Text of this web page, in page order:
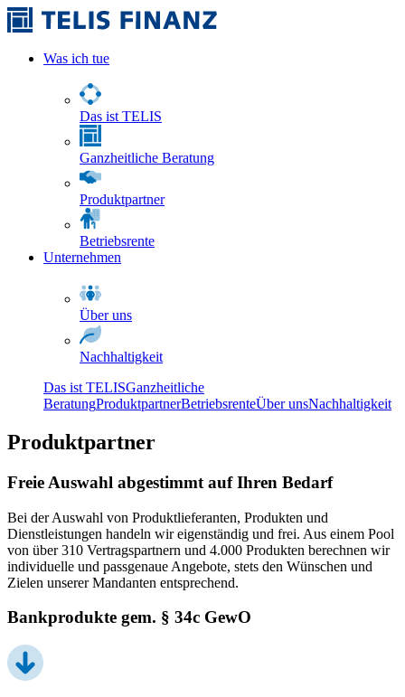
Was ich tue
Das ist TELIS
Ganzheitliche Beratung
Produktpartner
Betriebsrente
Unternehmen
Über uns
Nachhaltigkeit
Das ist TELISGanzheitliche
BeratungProduktpartnerBetriebsrenteÜber unsNachhaltigkeit
Produktpartner
Freie Auswahl abgestimmt auf Ihren Bedarf
Bei der Auswahl von Produktlieferanten, Produkten und
Dienstleistungen handeln wir eigenständig und frei. Aus einem Pool
von über 310 Vertragspartnern und 4.000 Produkten berechnen wir
individuelle und passgenaue Angebote, stets den Wünschen und
Zielen unserer Mandanten entsprechend.
Bankprodukte gem. § 34c GewO